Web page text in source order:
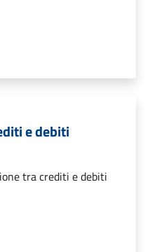
e debiti
tra crediti e debiti